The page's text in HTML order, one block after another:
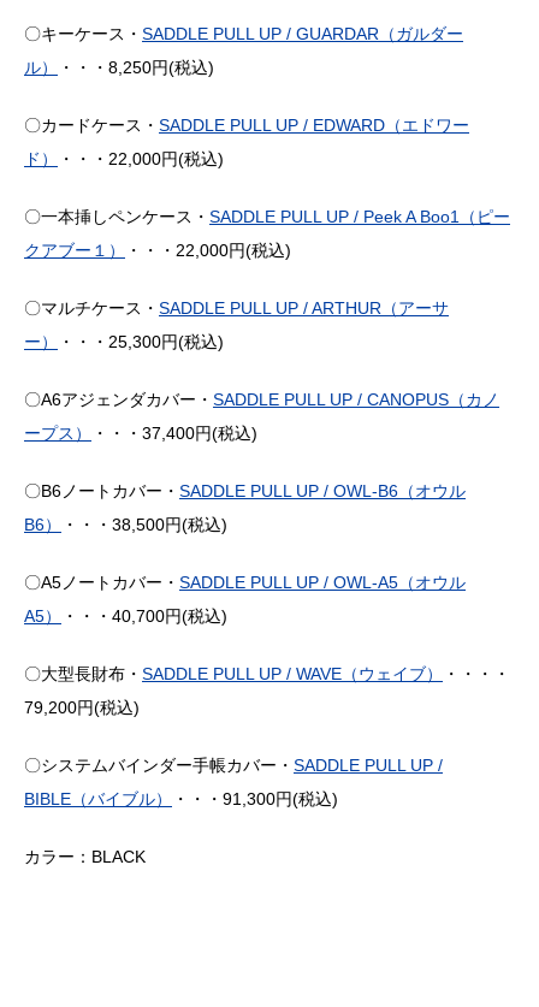
〇キーケース・ SADDLE PULL UP / GUARDAR（ガルダー
ル）
・・・8,250円(税込)
〇カードケース・ SADDLE PULL UP / EDWARD（エドワー
ド）
・・・22,000円(税込)
〇一本挿しペンケース・ SADDLE PULL UP / Peek A Boo1（ピー
クアブー１）
・・・22,000円(税込)
〇マルチケース・ SADDLE PULL UP / ARTHUR（アーサ
ー）
・・・25,300円(税込)
〇A6アジェンダカバー・ SADDLE PULL UP / CANOPUS（カノ
ープス）
・・・37,400円(税込)
〇B6ノートカバー・ SADDLE PULL UP / OWL-B6（オウル
B6）
・・・38,500円(税込)
〇A5ノートカバー・ SADDLE PULL UP / OWL-A5（オウル
A5）
・・・40,700円(税込)
〇大型長財布・ SADDLE PULL UP / WAVE（ウェイブ）
・・・・
79,200円(税込)
〇システムバインダー手帳カバー・ SADDLE PULL UP /
BIBLE（バイブル）
・・・91,300円(税込)
カラー：BLACK